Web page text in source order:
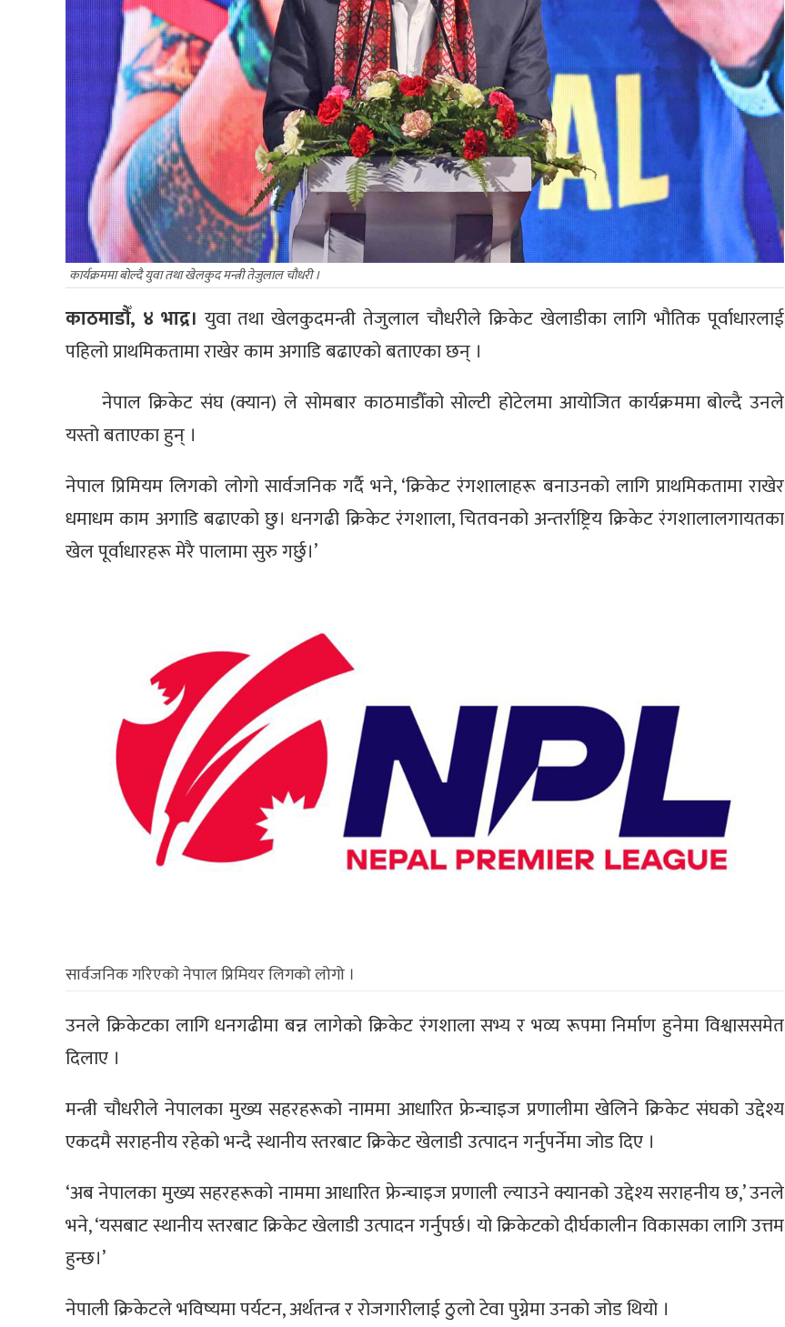
कार्यक्रममा बोल्दै युवा तथा खेलकुद मन्त्री तेजुलाल चौधरी ।
काठमाडौँ, ४ भाद्र। युवा तथा खेलकुदमन्त्री तेजुलाल चौधरीले क्रिकेट खेलाडीका लागि भौतिक पूर्वाधारलाई
पहिलो प्राथमिकतामा राखेर काम अगाडि बढाएको बताएका छन् ।
नेपाल क्रिकेट संघ (क्यान) ले सोमबार काठमाडौँको सोल्टी होटेलमा आयोजित कार्यक्रममा बोल्दै उनले
यस्तो बताएका हुन् ।
नेपाल प्रिमियम लिगको लोगो सार्वजनिक गर्दै भने, ‘क्रिकेट रंगशालाहरू बनाउनको लागि प्राथमिकतामा राखेर
धमाधम काम अगाडि बढाएको छु। धनगढी क्रिकेट रंगशाला, चितवनको अन्तर्राष्ट्रिय क्रिकेट रंगशालालगायतका
खेल पूर्वाधारहरू मेरै पालामा सुरु गर्छु।’
सार्वजनिक गरिएको नेपाल प्रिमियर लिगको लोगो ।
उनले क्रिकेटका लागि धनगढीमा बन्न लागेको क्रिकेट रंगशाला सभ्य र भव्य रूपमा निर्माण हुनेमा विश्वाससमेत
दिलाए ।
मन्त्री चौधरीले नेपालका मुख्य सहरहरूको नाममा आधारित फ्रेन्चाइज प्रणालीमा खेलिने क्रिकेट संघको उद्देश्य
एकदमै सराहनीय रहेको भन्दै स्थानीय स्तरबाट क्रिकेट खेलाडी उत्पादन गर्नुपर्नेमा जोड दिए ।
‘अब नेपालका मुख्य सहरहरूको नाममा आधारित फ्रेन्चाइज प्रणाली ल्याउने क्यानको उद्देश्य सराहनीय छ,’ उनले
भने, ‘यसबाट स्थानीय स्तरबाट क्रिकेट खेलाडी उत्पादन गर्नुपर्छ। यो क्रिकेटको दीर्घकालीन विकासका लागि उत्तम
हुन्छ।’
नेपाली क्रिकेटले भविष्यमा पर्यटन, अर्थतन्त्र र रोजगारीलाई ठुलो टेवा पुग्नेमा उनको जोड थियो ।